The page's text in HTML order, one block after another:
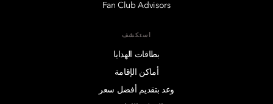
Fan Club Advisors
استكشف
بطاقات الهدايا
أماكن الإقامة
وعد بتقديم أفضل سعر